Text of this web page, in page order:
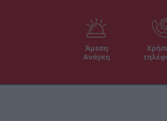
Άμεση
Ανάγκη